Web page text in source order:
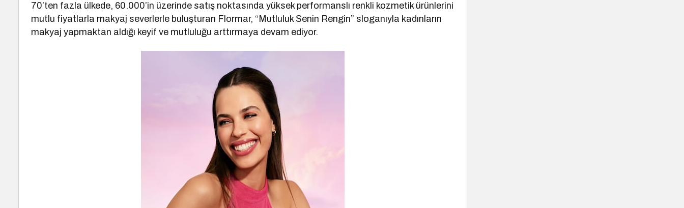
70’ten fazla ülkede, 60.000’in üzerinde satış noktasında yüksek performanslı renkli kozmetik ürünlerini
mutlu fiyatlarla makyaj severlerle buluşturan Flormar, “Mutluluk Senin Rengin” sloganıyla kadınların
makyaj yapmaktan aldığı keyif ve mutluluğu arttırmaya devam ediyor.